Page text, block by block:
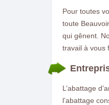
Pour toutes
toute
qui gênent.
travail à vous
L’abattage
l’abattage